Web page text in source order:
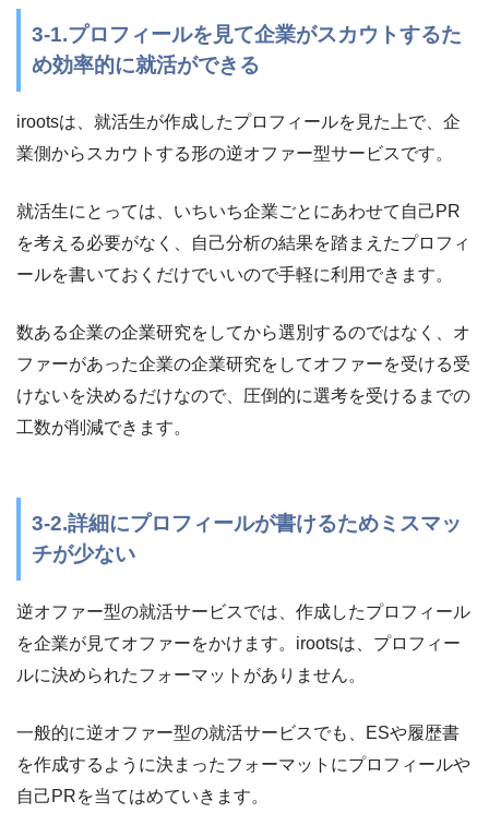
3-1.プロフィールを見て企業がスカウトするた
め効率的に就活ができる
irootsは、就活生が作成したプロフィールを見た上で、企
業側からスカウトする形の逆オファー型サービスです。
就活生にとっては、いちいち企業ごとにあわせて自己PR
を考える必要がなく、自己分析の結果を踏まえたプロフィ
ールを書いておくだけでいいので手軽に利用できます。
数ある企業の企業研究をしてから選別するのではなく、オ
ファーがあった企業の企業研究をしてオファーを受ける受
けないを決めるだけなので、圧倒的に選考を受けるまでの
工数が削減できます。
3-2.詳細にプロフィールが書けるためミスマッ
チが少ない
逆オファー型の就活サービスでは、作成したプロフィール
を企業が見てオファーをかけます。irootsは、プロフィー
ルに決められたフォーマットがありません。
一般的に逆オファー型の就活サービスでも、ESや履歴書
を作成するように決まったフォーマットにプロフィールや
自己PRを当てはめていきます。